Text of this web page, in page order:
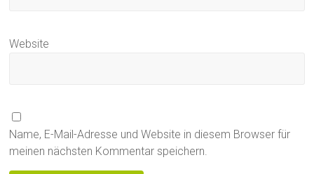
Website
Name, E-Mail-Adresse und Website in diesem Browser für
meinen nächsten Kommentar speichern.